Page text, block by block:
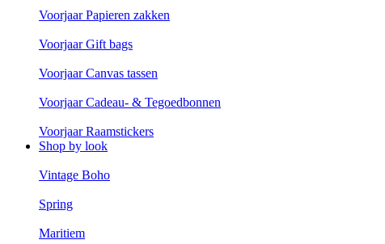
Voorjaar Papieren zakken
Voorjaar Gift bags
Voorjaar Canvas tassen
Voorjaar Cadeau- & Tegoedbonnen
Voorjaar Raamstickers
Shop by look
Vintage Boho
Spring
Maritiem